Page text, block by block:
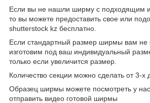
Если вы не нашли ширму с подходящим
то вы можете предоставить свое или
shutterstock kz бесплатно.
Если стандартный размер ширмы вам не
изготовим под ваш индивидуальный
только если увеличится размер.
Количество секции можно сделать от 3-х
Образец ширмы можете посмотреть у
отправить видео готовой ширмы